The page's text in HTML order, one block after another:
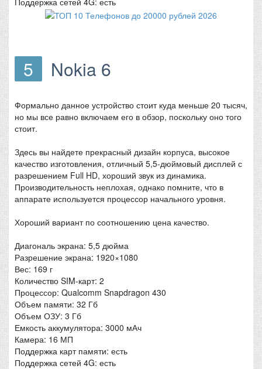
5 Nokia 6
Формально данное устройство стоит куда меньше 20 тысяч,
но мы все равно включаем его в обзор, поскольку оно того
стоит.
Здесь вы найдете прекрасный дизайн корпуса, высокое
качество изготовления, отличный 5,5-дюймовый дисплей с
разрешением Full HD, хороший звук из динамика.
Производительность неплохая, однако помните, что в
аппарате используется процессор начального уровня.
Хороший вариант по соотношению цена качество.
Диагональ экрана: 5,5 дюйма
Разрешение экрана: 1920×1080
Вес: 169 г
Количество SIM-карт: 2
Процессор: Qualcomm Snapdragon 430
Объем памяти: 32 Гб
Объем ОЗУ: 3 Гб
Емкость аккумулятора: 3000 мАч
Камера: 16 МП
Поддержка карт памяти: есть
Поддержка сетей 4G: есть